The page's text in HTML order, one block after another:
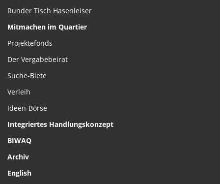
Runder Tisch Hasenleiser
Mitmachen im Quartier
Projektefonds
Der Vergabebeirat
Suche-Biete
Verleih
Ideen-Börse
Integriertes Handlungskonzept
BIWAQ
Archiv
English